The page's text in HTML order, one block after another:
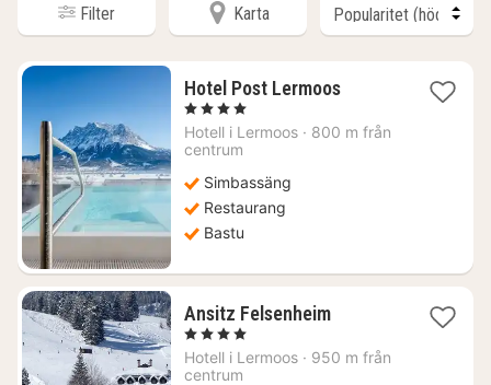
Filter Karta
Hotel Post Lermoos1
från
, 4 Stjärnor
Hotell i Lermoos · 800 m från
centrum
Simbassäng
Restaurang
Bastu
Ansitz Felsenheim1
från
, 4 Stjärnor
Hotell i Lermoos · 950 m från
centrum